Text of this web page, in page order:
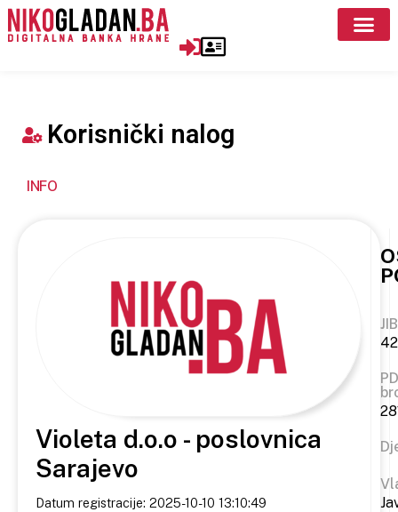
Korisnički nalog
INFO
Violeta d.o.o - poslovnica
Sarajevo
Datum registracije: 2025-10-10 13:10:49
JIB